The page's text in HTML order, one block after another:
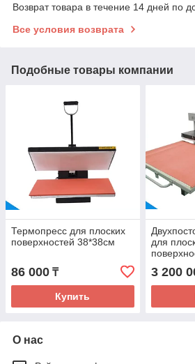
Возврат товара в течение 14 дней по
Все условия возврата
Подобные товары компании
Термопресс для плоских
поверхностей 38*38см
86 000 ₸
Купить
для
3 200
О нас